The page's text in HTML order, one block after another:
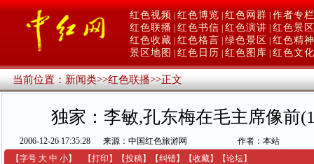
红色视频 红色博览 红色网群 作者专栏
红色联播 红色书信 红色演讲 红色景区
红色收藏 红色格言 绿色景区
红色精神
景区地图
红色日历 红色图库 红色文化
当前位置：新闻类>>红色联播>>正文
独家：李敏,孔东梅在毛主席像前
2006-12-26 17:35:28 来源：中国红色旅游网
作者：本站
【字号 大 中 小】 【打印 】 【投稿】 【纠错】 【收藏】 【论坛】